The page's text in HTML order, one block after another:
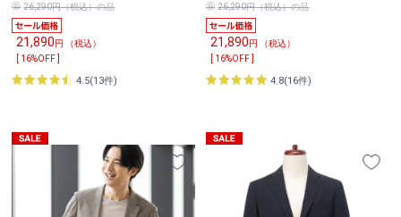
26,290円（税込）の品
21,890円 （税込）
[ 16%OFF ]
4.5(13件)
26,290円（税込）の品
21,890円 （税込）
[ 16%OFF ]
4.8(16件)